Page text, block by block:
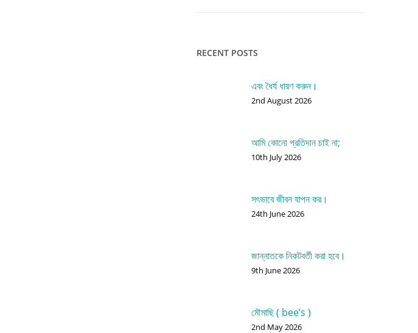
RECENT POSTS
এবং ধৈর্য ধারণ করুন।
2nd August 2026
আমি কোনো প্রতিদান চাই না;
10th July 2026
সৎভাবে জীবন যাপন কর।
24th June 2026
জান্নাতকে নিকটবর্তী করা হবে।
9th June 2026
মৌমাছি ( bee’s )
2nd May 2026